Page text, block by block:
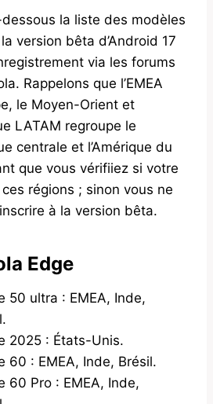
la liste des modèles
version bêta d’Android 17
via les forums
Rappelons que l’EMEA
le Moyen-Orient et
LATAM regroupe le
centrale et l’Amérique du
que vous vérifiiez si votre
régions ; sinon vous ne
à la version bêta.
Edge
50 ultra : EMEA, Inde,
2025 : États-Unis.
60 : EMEA, Inde, Brésil.
60 Pro : EMEA, Inde,